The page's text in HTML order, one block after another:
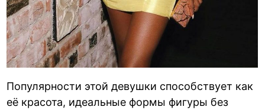
Популярности этой девушки способствует как
её красота, идеальные формы фигуры без